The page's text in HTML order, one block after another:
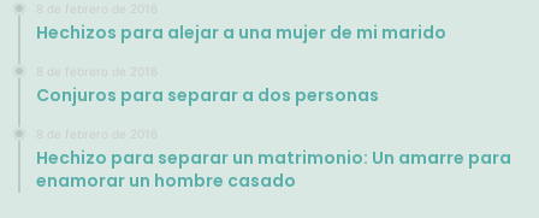
8 de febrero de 2016
Hechizos para alejar a una mujer de mi marido
8 de febrero de 2016
Conjuros para separar a dos personas
8 de febrero de 2016
Hechizo para separar un matrimonio: Un amarre para
enamorar un hombre casado